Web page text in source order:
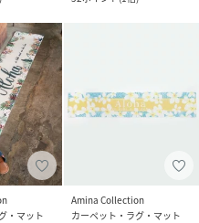
・マット
Amina Collection
カーペット・ラグ・マット